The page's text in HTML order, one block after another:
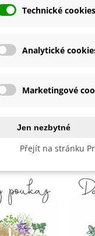
semínek
Kč
Technické cookies
Analytické
Marketingové
Jen nezbytné
Přejít na stránku